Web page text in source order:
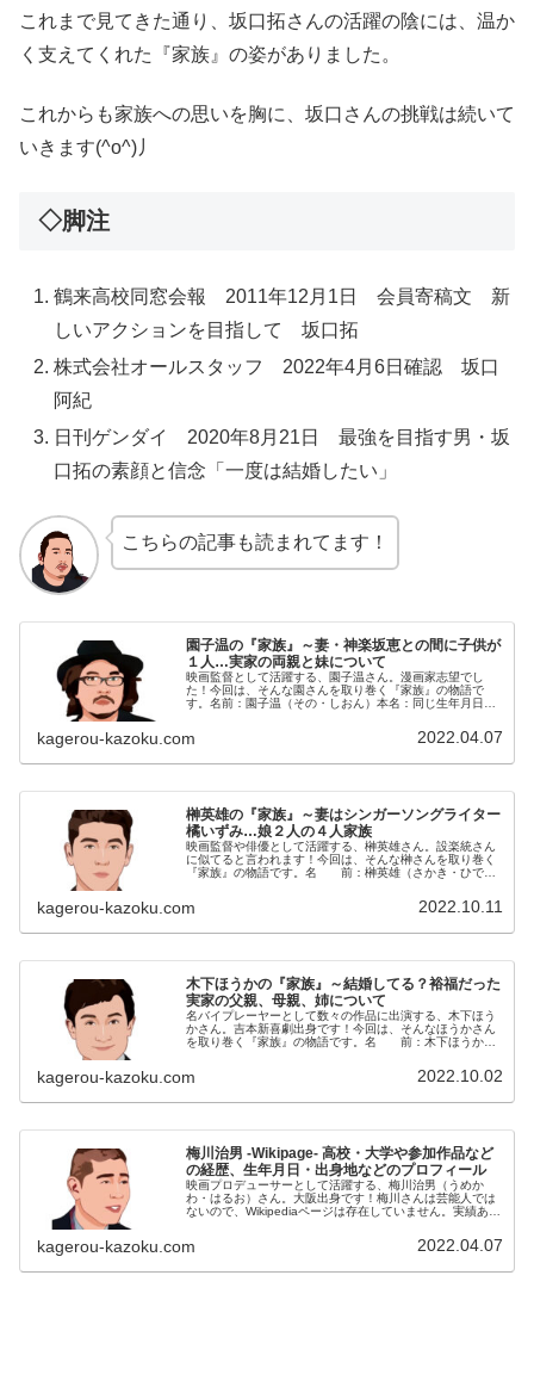
これまで見てきた通り、坂口拓さんの活躍の陰には、温か
く支えてくれた『家族』の姿がありました。
これからも家族への思いを胸に、坂口さんの挑戦は続いて
いきます(^o^)丿
◇脚注
鶴来高校同窓会報 2011年12月1日 会員寄稿文 新
しいアクションを目指して 坂口拓
株式会社オールスタッフ 2022年4月6日確認 坂口
阿紀
日刊ゲンダイ 2020年8月21日 最強を目指す男・坂
口拓の素顔と信念「一度は結婚したい」
こちらの記事も読まれてます！
園子温の『家族』～妻・神楽坂恵との間に子供が
１人…実家の両親と妹について
映画監督として活躍する、園子温さん。漫画家志望でし
た！今回は、そんな園さんを取り巻く『家族』の物語で
す。名前：園子温（その・しおん）本名：同じ生年月日：
kagerou-kazoku.com 2022.04.07
榊英雄の『家族』～妻はシンガーソングライター
橘いずみ…娘２人の４人家族
映画監督や俳優として活躍する、榊英雄さん。設楽統さん
に似てると言われます！今回は、そんな榊さんを取り巻く
『家族』の物語です。名 前：榊英雄（さかき・ひで
kagerou-kazoku.com 2022.10.11
木下ほうかの『家族』～結婚してる？裕福だった
実家の父親、母親、姉について
名バイプレーヤーとして数々の作品に出演する、木下ほう
かさん。吉本新喜劇出身です！今回は、そんなほうかさん
を取り巻く『家族』の物語です。名 前：木下ほうか
kagerou-kazoku.com 2022.10.02
梅川治男 -Wikipage- 高校・大学や参加作品など
の経歴、生年月日・出身地などのプロフィール
映画プロデューサーとして活躍する、梅川治男（うめか
わ・はるお）さん。大阪出身です！梅川さんは芸能人では
ないので、Wikipediaページは存在していません。実績ある
kagerou-kazoku.com 2022.04.07